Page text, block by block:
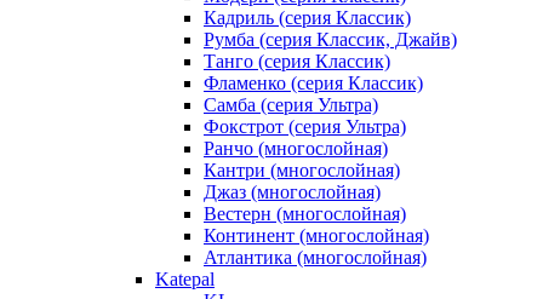
Кадриль (серия Классик)
Румба (серия Классик, Джайв)
Танго (серия Классик)
Фламенко (серия Классик)
Самба (серия Ультра)
Фокстрот (серия Ультра)
Ранчо (многослойная)
Кантри (многослойная)
Джаз (многослойная)
Вестерн (многослойная)
Континент (многослойная)
Атлантика (многослойная)
Katepal